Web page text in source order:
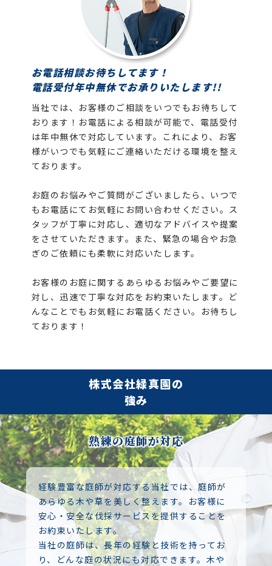
お電話相談お待ちしてます！
電話受付年中無休でお承りいたします!!
当社では、お客様のご相談をいつでもお待ちして
おります！お電話による相談が可能で、電話受付
は年中無休で対応しています。これにより、お客
様がいつでも気軽にご連絡いただける環境を整え
ております。
お庭のお悩みやご質問がございましたら、いつで
もお電話にてお気軽にお問い合わせください。ス
タッフが丁寧に対応し、適切なアドバイスや提案
をさせていただきます。また、緊急の場合やお急
ぎのご依頼にも柔軟に対応いたします。
お客様のお庭に関するあらゆるお悩みやご要望に
対し、迅速で丁寧な対応をお約束いたします。ど
んなことでもお気軽にお電話ください。お待ちし
ております！
株式会社緑真園の
強み
熟練の庭師が対応
経験豊富な庭師が対応する当社では、庭師が
あらゆる木や草を美しく整えます。お客様に
安心・安全な伐採サービスを提供することを
お約束いたします。
当社の庭師は、長年の経験と技術を持ってお
り、どんな庭の状況にも対応できます。木や